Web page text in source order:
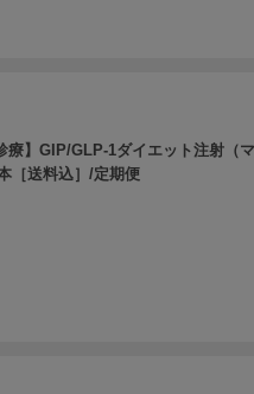
療】GIP/GLP-1ダイエット注射（
［送料込］/定期便